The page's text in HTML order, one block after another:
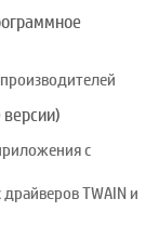
с
TWAIN и